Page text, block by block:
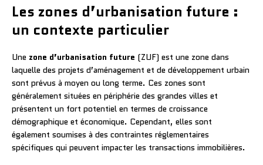
Les zones d’urbanisation future :
un contexte particulier
Une zone d’urbanisation future (ZUF) est une zone dans
laquelle des projets d’aménagement et de développement urbain
sont prévus à moyen ou long terme. Ces zones sont
généralement situées en périphérie des grandes villes et
présentent un fort potentiel en termes de croissance
démographique et économique. Cependant, elles sont
également soumises à des contraintes réglementaires
spécifiques qui peuvent impacter les transactions immobilières.